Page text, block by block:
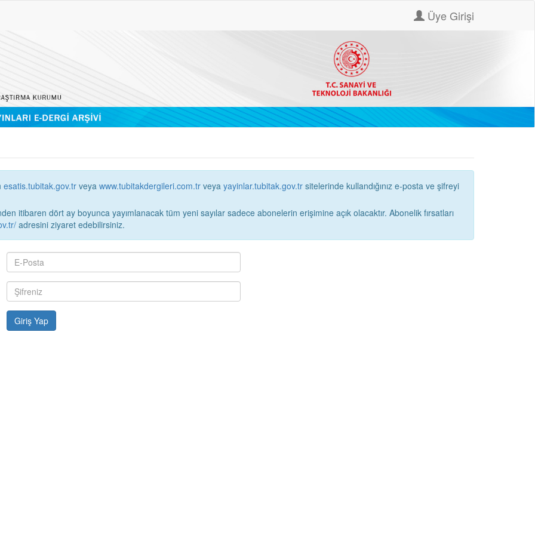
Üye Girişi
esatis.tubitak.gov.tr veya www.tubitakdergileri.com.tr veya yayinlar.tubitak.gov.tr
itibaren dört ay boyunca yayımlanacak tüm yeni sayılar sadece abonelerin erişimine açık olacaktır. Abonelik fırsatları
adresini ziyaret edebilirsiniz.